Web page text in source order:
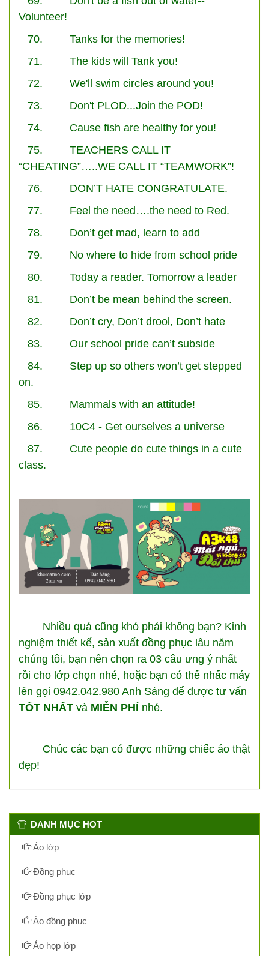
Volunteer!
70. Tanks for the memories!
71. The kids will Tank you!
72. We'll swim circles around you!
73. Don't PLOD...Join the POD!
74. Cause fish are healthy for you!
75. TEACHERS CALL IT
“CHEATING”…..WE CALL IT “TEAMWORK”!
76. DON’T HATE CONGRATULATE.
77. Feel the need….the need to Red.
78. Don’t get mad, learn to add
79. No where to hide from school pride
80. Today a reader. Tomorrow a leader
81. Don’t be mean behind the screen.
82. Don’t cry, Don’t drool, Don’t hate
83. Our school pride can’t subside
84. Step up so others won’t get stepped
on.
85. Mammals with an attitude!
86. 10C4 - Get ourselves a universe
87. Cute people do cute things in a cute
class.
Nhiều quá cũng khó phải không bạn? Kinh
nghiệm thiết kế, sản xuất đồng phục lâu năm
chúng tôi, bạn nên chọn ra 03 câu ưng ý nhất
rồi cho lớp chọn nhé, hoặc bạn có thể nhấc máy
lên gọi 0942.042.980 Anh Sáng để được tư vấn
TỐT NHẤT và MIỄN PHÍ nhé.
Chúc các bạn có được những chiếc áo thật
đẹp!
DANH MỤC HOT
Áo lớp
Đồng phục
Đồng phục lớp
Áo đồng phục
Áo họp lớp